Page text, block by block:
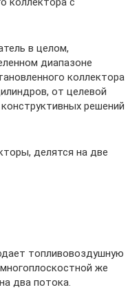
в целом,
диапазоне
коллектора
от целевой
решений
делятся на две
топливовоздушную
же
два потока.